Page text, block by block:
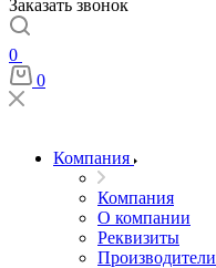
Заказать звонок
0
0
Компания
Компания
О компании
Реквизиты
Производители